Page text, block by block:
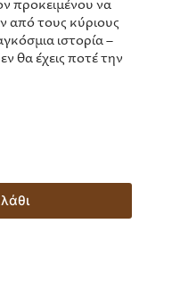
προκειμένου να
από τους κύριους
ιστορία –
θα έχεις ποτέ την